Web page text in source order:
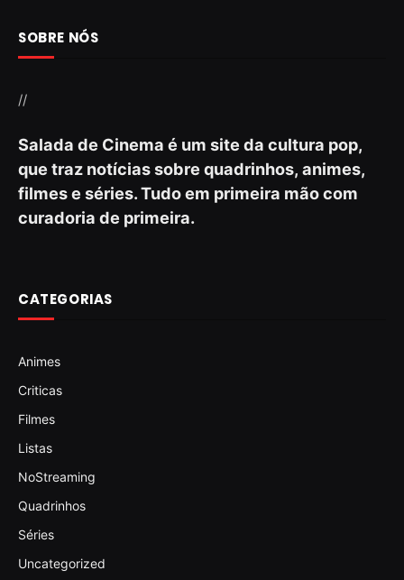
SOBRE NÓS
//
Salada de Cinema é um site da cultura pop,
que traz notícias sobre quadrinhos, animes,
filmes e séries. Tudo em primeira mão com
curadoria de primeira.
CATEGORIAS
Animes
Criticas
Filmes
Listas
NoStreaming
Quadrinhos
Séries
Uncategorized